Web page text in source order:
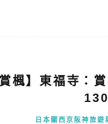
賞楓】東福寺：
日本關西京阪神旅遊